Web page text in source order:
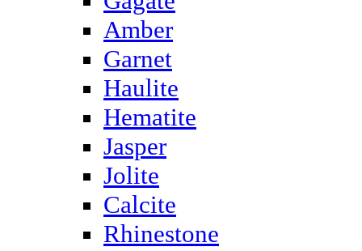
Amber
Garnet
Haulite
Hematite
Jasper
Jolite
Calcite
Rhinestone